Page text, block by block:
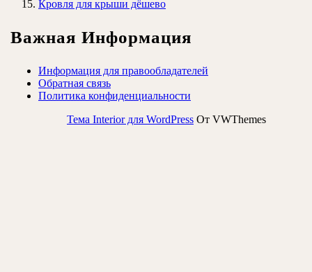
Кровля для крыши дёшево
Важная Информация
Информация для правообладателей
Обратная связь
Политика конфиденциальности
Тема Interior для WordPress От VWThemes